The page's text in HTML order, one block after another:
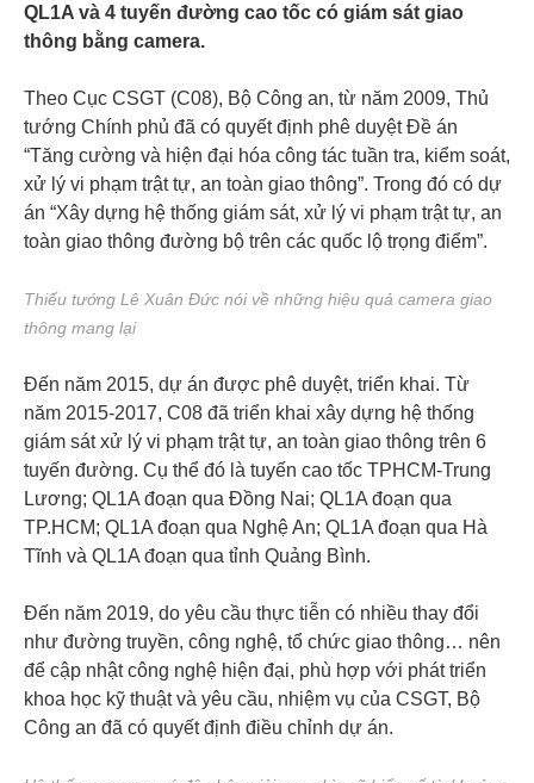
QL1A và 4 tuyến đường cao tốc có giám sát giao
thông bằng camera.
Theo Cục CSGT (C08), Bộ Công an, từ năm 2009, Thủ
tướng Chính phủ đã có quyết định phê duyệt Đề án
“Tăng cường và hiện đại hóa công tác tuần tra, kiểm soát,
xử lý vi phạm trật tự, an toàn giao thông”. Trong đó có dự
án “Xây dựng hệ thống giám sát, xử lý vi phạm trật tự, an
toàn giao thông đường bộ trên các quốc lộ trọng điểm”.
Thiếu tướng Lê Xuân Đức nói về những hiệu quả camera giao
thông mang lại
Đến năm 2015, dự án được phê duyệt, triển khai. Từ
năm 2015-2017, C08 đã triển khai xây dựng hệ thống
giám sát xử lý vi phạm trật tự, an toàn giao thông trên 6
tuyến đường. Cụ thể đó là tuyến cao tốc TPHCM-Trung
Lương; QL1A đoạn qua Đồng Nai; QL1A đoạn qua
TP.HCM; QL1A đoạn qua Nghệ An; QL1A đoạn qua Hà
Tĩnh và QL1A đoạn qua tỉnh Quảng Bình.
Đến năm 2019, do yêu cầu thực tiễn có nhiều thay đổi
như đường truyền, công nghệ, tổ chức giao thông… nên
để cập nhật công nghệ hiện đại, phù hợp với phát triển
khoa học kỹ thuật và yêu cầu, nhiệm vụ của CSGT, Bộ
Công an đã có quyết định điều chỉnh dự án.